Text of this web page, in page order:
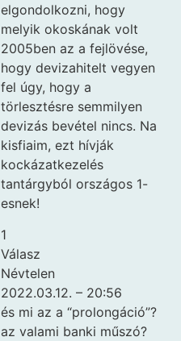
elgondolkozni, hogy
melyik okoskának volt
2005ben az a fejlövése,
hogy devizahitelt vegyen
fel úgy, hogy a
törlesztésre semmilyen
devizás bevétel nincs. Na
kisfiaim, ezt hívják
kockázatkezelés
tantárgyból országos 1-
esnek!
1
Válasz
Névtelen
2022.03.12. – 20:56
és mi az a “prolongáció”?
az valami banki műszó?